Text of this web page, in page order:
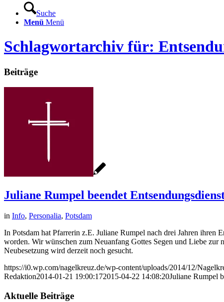
Suche
Menü Menü
Schlagwortarchiv für:
Beiträge
Juliane Rumpel beendet
in Info, Personalia, Potsdam
In Potsdam hat Pfarrerin z.E. Juliane Rumpel nach drei Jahren ihren
worden. Wir wünschen zum Neuanfang Gottes Segen und Liebe
Neubesetzung wird derzeit noch gesucht.
https://i0.wp.com/nagelkreuz.de/wp-content/uploads/2014/12/
Redaktion2014-01-21 19:00:172015-04-22 14:08:20Juliane Rumpel
Aktuelle Beiträge